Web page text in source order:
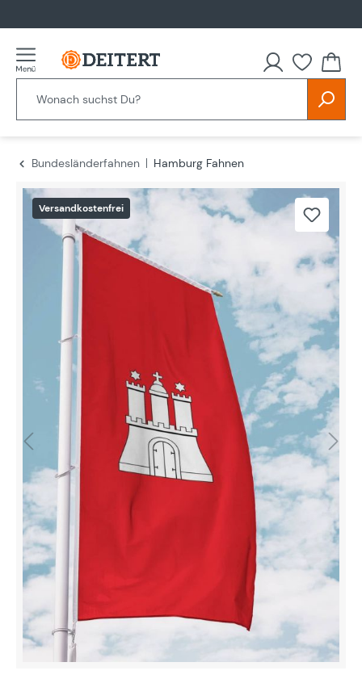
Bundesländerfahnen
Hamburg Fahnen
Bildergalerie überspringen
Versandkostenfrei